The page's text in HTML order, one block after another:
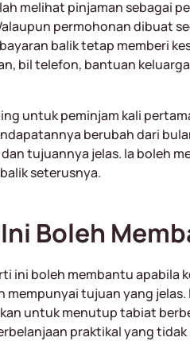
melihat pinjaman sebagai
permohonan dibuat
balik tetap memberi
bil telefon, bantuan
untuk peminjam kali
berubah dari
tujuannya jelas. Ia boleh
seterusnya.
Boleh
ini boleh membantu
mempunyai tujuan yang
untuk menutup tabiat
praktikal yang